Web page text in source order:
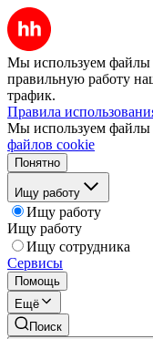
Мы используем файлы
правильную работу
трафик.
Правила
Мы используем файлы
файлов cookie
Понятно
Ищу работу
Ищу работу
Ищу работу
Ищу сотрудника
Сервисы
Помощь
Ещё
Поиск